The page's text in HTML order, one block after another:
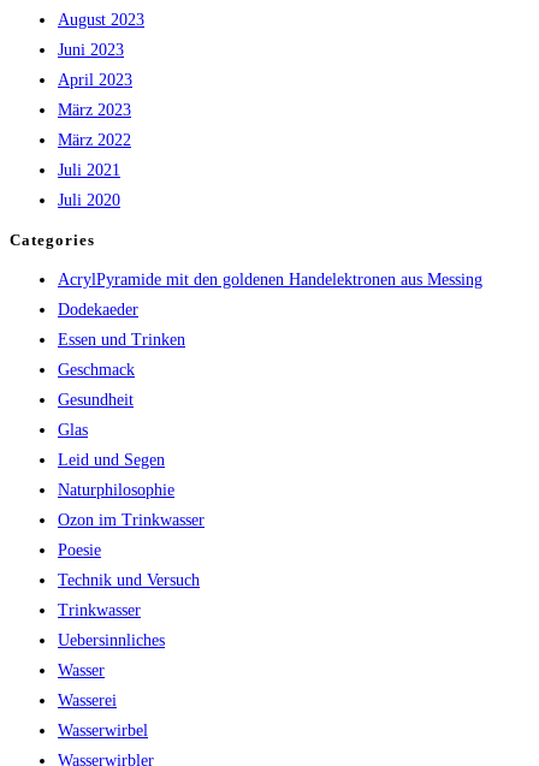
August 2023
Juni 2023
April 2023
März 2023
März 2022
Juli 2021
Juli 2020
Categories
AcrylPyramide mit den goldenen Handelektronen aus Messing
Dodekaeder
Essen und Trinken
Geschmack
Gesundheit
Glas
Leid und Segen
Naturphilosophie
Ozon im Trinkwasser
Poesie
Technik und Versuch
Trinkwasser
Uebersinnliches
Wasser
Wasserei
Wasserwirbel
Wasserwirbler